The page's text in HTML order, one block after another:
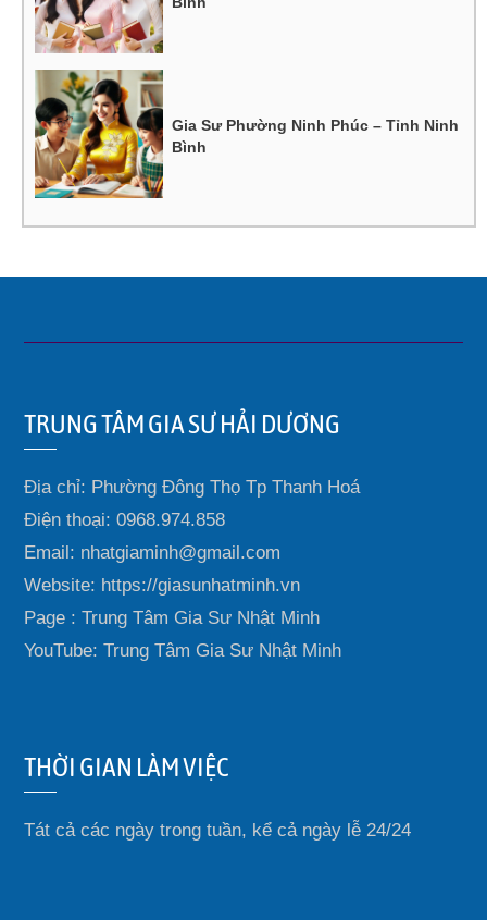
Gia Sư Phường Ninh Phúc – Tỉnh Ninh
Bình
TRUNG TÂM GIA SƯ HẢI DƯƠNG
Địa chỉ: Phường Đông Thọ Tp Thanh Hoá
Điện thoại: 0968.974.858
Email: nhatgiaminh@gmail.com
Website: https://giasunhatminh.vn
Page : Trung Tâm Gia Sư Nhật Minh
YouTube: Trung Tâm Gia Sư Nhật Minh
THỜI GIAN LÀM VIỆC
Tát cả các ngày trong tuần, kể cả ngày lễ 24/24